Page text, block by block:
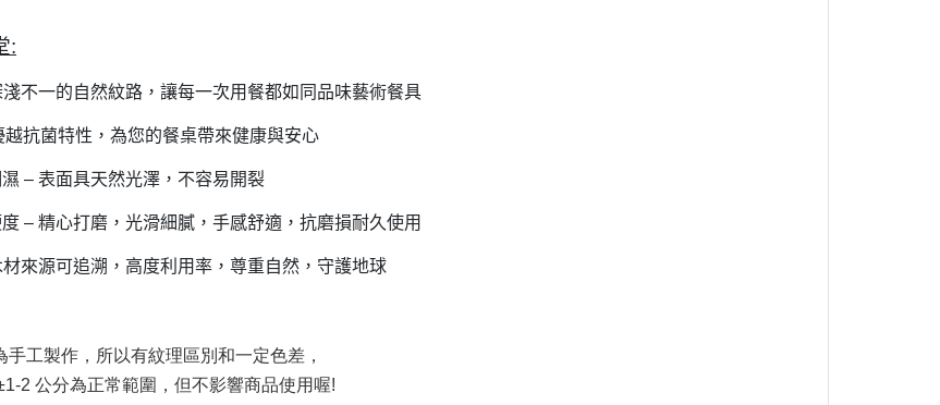
:
淺不一的自然紋路，讓每一次用餐都如同品味藝術餐具
越抗菌特性，為您的餐桌帶來健康與安心
– 表面具天然光澤，不容易開裂
– 精心打磨，光滑細膩，手感舒適，抗磨損耐久使用
材來源可追溯，高度利用率，尊重自然，守護地球
手工製作，所以有紋理區別和一定色差，
2 公分為正常範圍，但不影響商品使用喔!